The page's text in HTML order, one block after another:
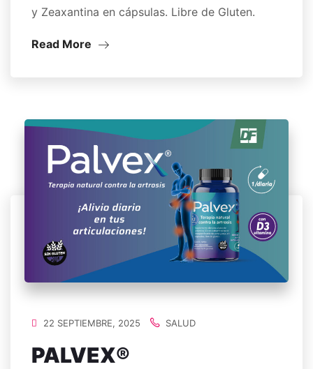
y Zeaxantina en cápsulas. Libre de Gluten.
Read More
22 SEPTIEMBRE, 2025 SALUD
PALVEX®